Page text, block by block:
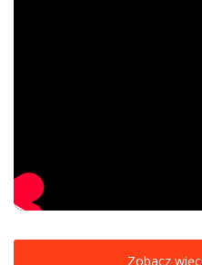
Zobacz